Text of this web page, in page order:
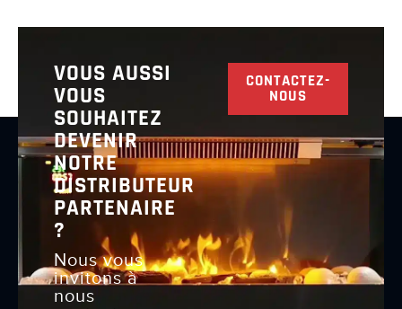
VOUS AUSSI
VOUS
SOUHAITEZ
DEVENIR
NOTRE
DISTRIBUTEUR
PARTENAIRE
?
Nous vous
invitons à
nous
CONTACTEZ-
NOUS